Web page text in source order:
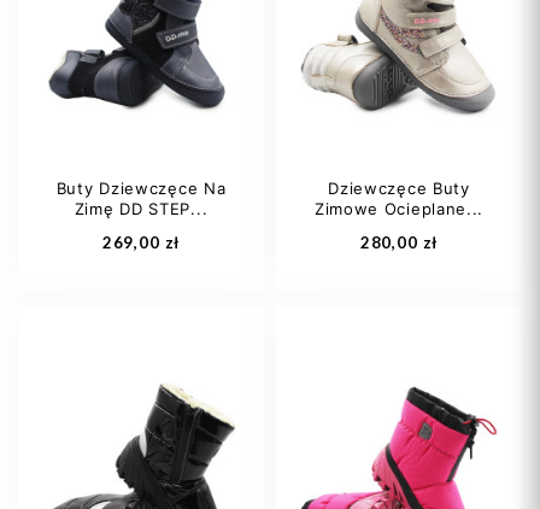
24
Dodaj do koszyka
32
34
Dodaj do koszyka
Buty Dziewczęce Na
Zimę DD STEP...
269,00 zł
33 34
Dziewczęce Buty
Zimowe Ocieplane...
280,00 zł
31